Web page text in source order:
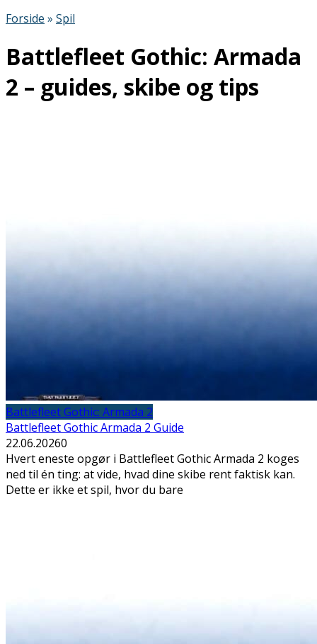
Forside » Spil
Battlefleet Gothic: Armada
2 – guides, skibe og tips
Battlefleet Gothic: Armada 2
Battlefleet Gothic Armada 2 Guide
22.06.20260
Hvert eneste opgør i Battlefleet Gothic Armada 2 koges
ned til én ting: at vide, hvad dine skibe rent faktisk kan.
Dette er ikke et spil, hvor du bare